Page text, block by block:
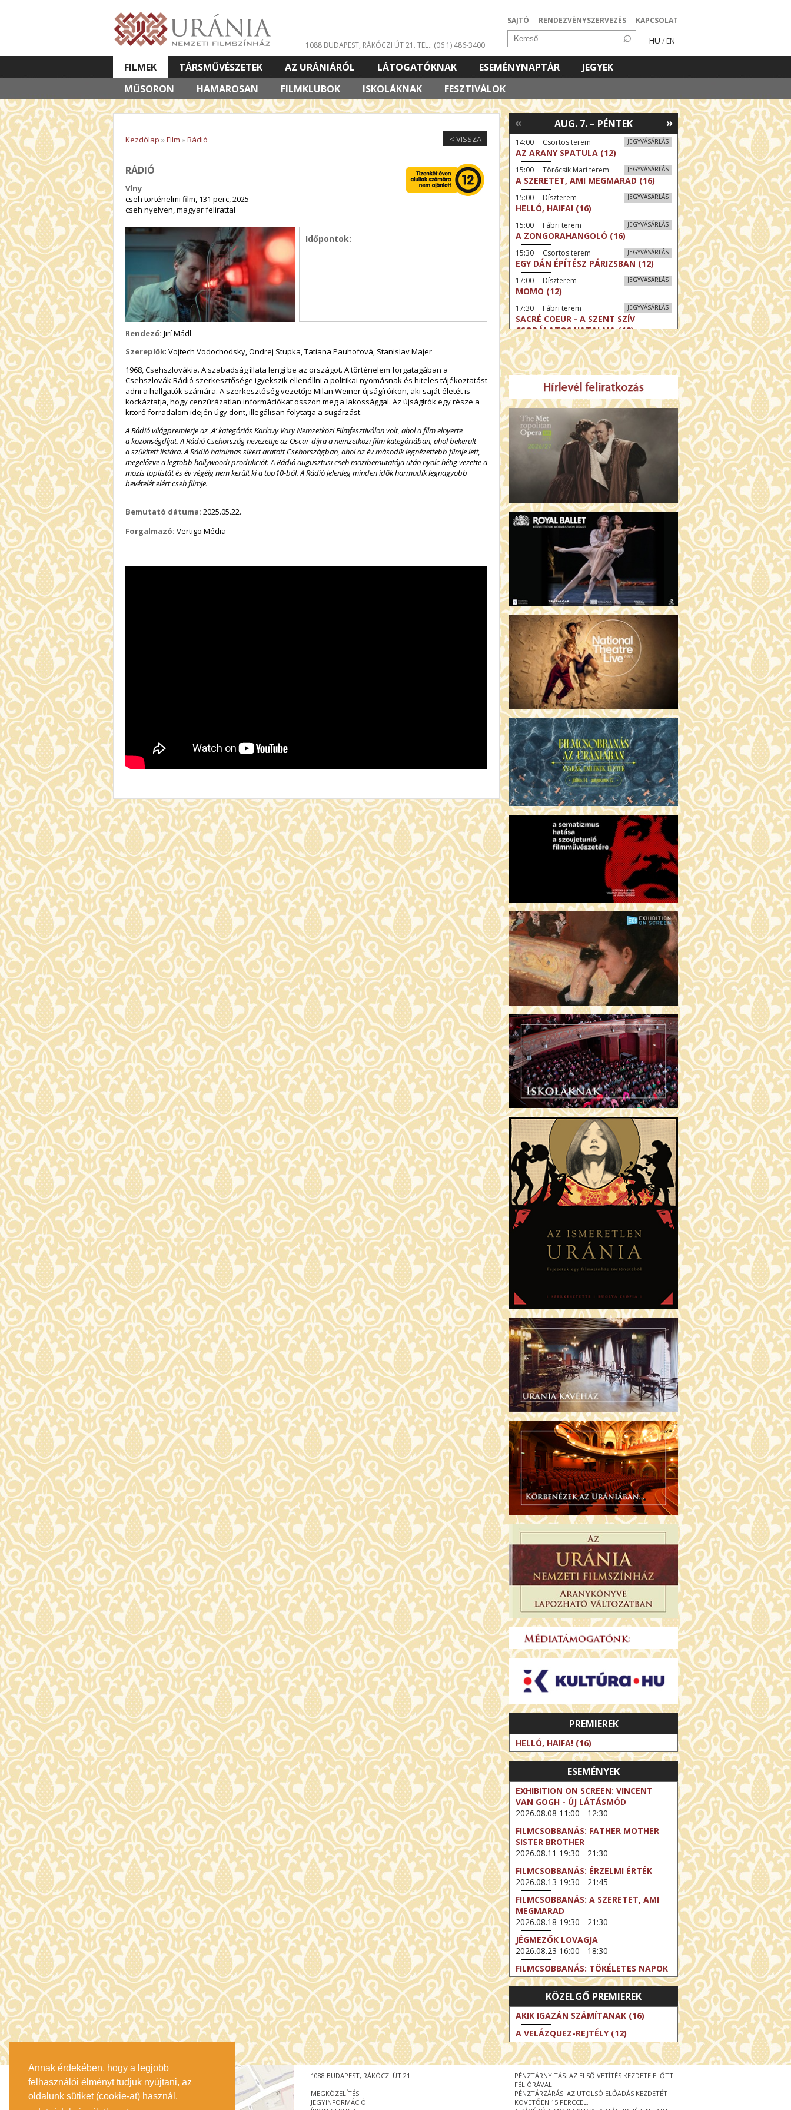
Annak érdekében, hogy a legjobb
felhasználói élményt tudjuk nyújtani, az
oldalunk sütiket (cookie-at) használ.
SAJTÓ RENDEZVÉNYSZERVEZÉS KAPCSOLAT
HU / EN
1088 BUDAPEST, RÁKÓCZI ÚT 21. TEL.: (06 1) 486-3400
FILMEK
MŰSORON
HAMAROSAN FILMKLUBOK ISKOLÁKNAK FESZTIVÁLOK
TÁRSMŰVÉSZETEK AZ URÁNIÁRÓL LÁTOGATÓKNAK ESEMÉNYNAPTÁR
JEGYEK
VETÍTETT KÉPES ELŐADÁSOK
< VISSZA
Kezdőlap »Film »Rádió
RÁDIÓ
Vlny
cseh történelmi film, 131 perc, 2025
cseh nyelven, magyar felirattal
Időpontok:
Rendező: Jirí Mádl
Szereplők: Vojtech Vodochodsky, Ondrej Stupka, Tatiana Pauhofová, Stanislav Majer
1968, Csehszlovákia. A szabadság illata lengi be az országot. A történelem forgatagában a
Csehszlovák Rádió szerkesztősége igyekszik ellenállni a politikai nyomásnak és hiteles tájékoztatást
adni a hallgatók számára. A szerkesztőség vezetője Milan Weiner újságíróikon, aki saját életét is
kockáztatja, hogy cenzúrázatlan információkat osszon meg a lakossággal. Az újságírók egy része a
kitörő forradalom idején úgy dönt, illegálisan folytatja a sugárzást.
A Rádió világpremierje az ‚A‘ kategóriás Karlovy Vary Nemzetközi Filmfesztiválon volt, ahol a film elnyerte
a közönségdíjat. A Rádió Csehország nevezettje az Oscar-díjra a nemzetközi film kategóriában, ahol bekerült
a szűkített listára. A Rádió hatalmas sikert aratott Csehországban, ahol az év második legnézettebb filmje lett,
megelőzve a legtöbb hollywoodi produkciót. A Rádió augusztusi cseh mozibemutatója után nyolc hétig vezette a
mozis toplistát és év végéig nem került ki a top10-ből. A Rádió jelenleg minden idők harmadik legnagyobb
bevételét elért cseh filmje.
Bemutató dátuma: 2025.05.22.
Forgalmazó: Vertigo Média
»
AUG. 7. – PÉNTEK
«
JEGYVÁSÁRLÁS
14:00 Csortos terem
AZ ARANY SPATULA (12)
JEGYVÁSÁRLÁS
15:00 Törőcsik Mari terem
A SZERETET, AMI MEGMARAD (16)
JEGYVÁSÁRLÁS
15:00 Díszterem
HELLÓ, HAIFA! (16)
JEGYVÁSÁRLÁS
15:00 Fábri terem
A ZONGORAHANGOLÓ (16)
JEGYVÁSÁRLÁS
15:30 Csortos terem
EGY DÁN ÉPÍTÉSZ PÁRIZSBAN (12)
JEGYVÁSÁRLÁS
17:00 Díszterem
MOMO (12)
JEGYVÁSÁRLÁS
17:30 Fábri terem
SACRÉ COEUR - A SZENT SZÍV
CSODÁLATOS HATALMA (12)
JEGYVÁSÁRLÁS
17:30 Törőcsik Mari terem
SZERELMEM, MAROKKÓ (16)
JEGYVÁSÁRLÁS
17:30 Csortos terem
MOHÁCS – VILÁGOK HARCA (12)
JEGYVÁSÁRLÁS
19:00 Díszterem
ODÜSSZEIA (16)
19:30 Csortos terem
MEGHÍVÁS (16)
JEGYVÁSÁRLÁS
19:30 Fábri terem
KESERŰ KARÁCSONY (16)
JEGYVÁSÁRLÁS
20:00 Törőcsik Mari terem
AZ IDEGEN (16)
PREMIEREK
HELLÓ, HAIFA! (16)
ESEMÉNYEK
EXHIBITION ON SCREEN: VINCENT
VAN GOGH - ÚJ LÁTÁSMÓD
2026.08.08 11:00 - 12:30
FILMCSOBBANÁS: FATHER MOTHER
SISTER BROTHER
2026.08.11 19:30 - 21:30
FILMCSOBBANÁS: ÉRZELMI ÉRTÉK
2026.08.13 19:30 - 21:45
FILMCSOBBANÁS: A SZERETET, AMI
MEGMARAD
2026.08.18 19:30 - 21:30
JÉGMEZŐK LOVAGJA
2026.08.23 16:00 - 18:30
FILMCSOBBANÁS: TÖKÉLETES NAPOK
2026.08.25 19:30 - 21:45
FILMCSOBBANÁS: IFJÚSÁG
2026.08.27 19:30 - 21:30
EXHIBITION ON SCREEN: VINCENT
VAN GOGH - ÚJ LÁTÁSMÓD
2026.08.30 11:00 - 12:30
NT LIVE / DAVID IRELAND: THE FIFTH
STEP
2026.09.01 19:00 - 21:00
BERLIN ELESTE
KÖZELGŐ PREMIEREK
AKIK IGAZÁN SZÁMÍTANAK (16)
A VELÁZQUEZ-REJTÉLY (12)
PÉNZTÁRNYITÁS: AZ ELSŐ VETÍTÉS KEZDETE ELŐTT
FÉL ÓRÁVAL.
PÉNZTÁRZÁRÁS: AZ UTOLSÓ ELŐADÁS KEZDETÉT
KÖVETŐEN 15 PERCCEL.
1088 BUDAPEST, RÁKÓCZI ÚT 21.
MEGKÖZELÍTÉS
JEGYINFORMÁCIÓ